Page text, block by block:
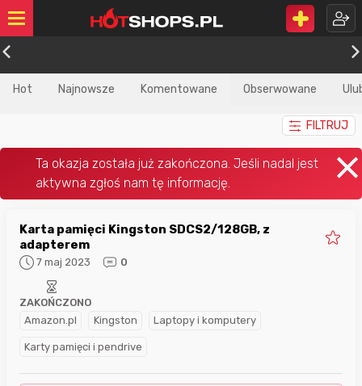
Hot Najnowsze Komentowane Obserwowane
FILTRUJ
Karta pamięci Kingston SDCS2/128GB, z
adapterem
7 maj 2023 0
Amazon.pl Kingston Laptopy i komputery
Karty pamięci i pendrive
ZAKOŃCZONO